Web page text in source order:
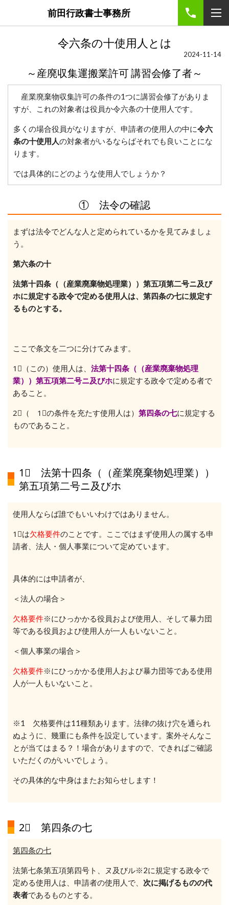
前田行政書士事務所
令六条の十使用人とは
2024-11-14
～産廃収集運搬業許可 講習会修了者～
産業廃棄物収集許可の条件の1つに講習会修了がありま
すが、これの対象者は役員か令六条の十使用人です。
多くの場合役員がなりますが、申請者の使用人の中に令六
条の十使用人の対象者がいるならばそれでも良いことにな
ります。
では具体的にどのような使用人でしょうか？
① 法令の確認
まずは法令でどんな人と定められているかを見てみましょ
う。
第六条の十
法第十四条（（産業廃棄物処理業））第五項第二号ニ及び
ホに規定する政令で定める使用人は、第四条の七に規定す
るものとする。
ここで条文を二つに分けてみます。
1⃣（この）使用人は、 法第十四条（（産業廃棄物処理
業））第五項第二号ニ及びホに規定する政令で定める者で
あること。
2⃣（ 1⃣の条件を充たす使用人は） 第四条の七に規定する
ものであること。
1⃣ 法第十四条（（産業廃棄物処理業））
第五項第二号ニ及びホ
使用人ならば誰でもいいわけではありません。
1⃣は欠格要件のことです。ここではまず使用人の属する申
請者、法人・個人事業について定めています。
具体的には申請者が、
＜法人の場合＞
欠格要件※にひっかかる役員および使用人、そして暴力団
等である役員および使用人が一人もいないこと。
＜個人事業の場合 ＞
欠格要件※にひっかかる使用人および暴力団等である使用
人が一人もいないこと。
※1 欠格要件は11種類あります。法律の抜け穴を通られ
ぬように、幾重にも条件を設定しています。案外そんなこ
とが当てはまる？！場合がありますので、できればご確認
いただくのがいいでしょう。
その具体的な中身はまたお知らせします！
2⃣ 第四条の七
第四条の七
法第七条第五項第四号ト、ヌ及びル※2に規定する政令で
定める使用人は、申請者の使用人で、 次に掲げるものの代
表者であるものとする。